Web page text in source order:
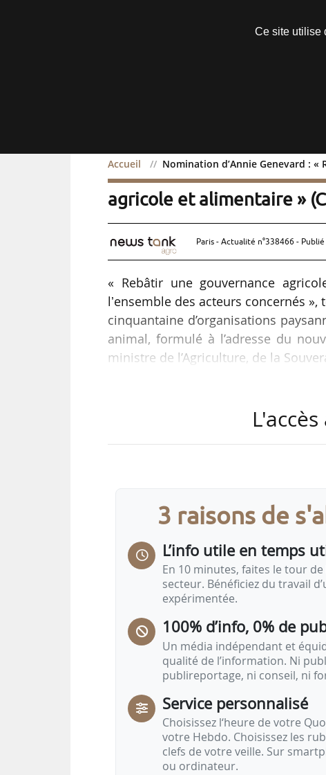
Accueil Nomination d’Annie Genevard :
Nomination d’Annie
agricole et alimentaire »
Paris - Actualité n°338466 - Publié
« Rebâtir une gouvernance
lʼensemble des acteurs concernés
cinquantaine d’organisations
animal, formulé à l’adresse du
ministre de l’Agriculture, de la
paysans à tous les échelons.
3 raisons de
L’info utile en temps
En 10 minutes, faites le tour de
secteur. Bénéficiez du travail
expérimentée.
100% d’info, 0% de
Un média indépendant et
qualité de l’information. Ni
publireportage, ni conseil, ni
Service personnalisé
Choisissez l‘heure de votre
votre Hebdo. Choisissez les
clefs de votre veille. Sur
ou ordinateur.
Ce site utilise